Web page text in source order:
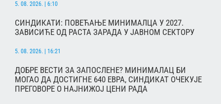
5. 08. 2026. | 6:10
СИНДИКАТИ: ПОВЕЋАЊЕ МИНИМАЛЦА У 2027.
ЗАВИСИЋЕ ОД РАСТА ЗАРАДА У ЈАВНОМ СЕКТОРУ
5. 08. 2026. | 16:21
ДОБРЕ ВЕСТИ ЗА ЗАПОСЛЕНЕ? МИНИМАЛАЦ БИ
МОГАО ДА ДОСТИГНЕ 640 ЕВРА, СИНДИКАТ ОЧЕКУЈЕ
ПРЕГОВОРЕ О НАЈНИЖОЈ ЦЕНИ РАДА